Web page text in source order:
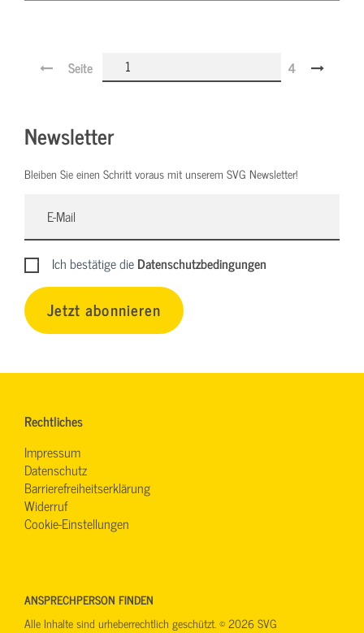
Seite 4
Newsletter
Bleiben Sie einen Schritt voraus mit unserem SVG Newsletter!
Ich bestätige dieDatenschutzbedingungen
Jetzt abonnieren
Rechtliches
Impressum
Datenschutz
Barrierefreiheitserklärung
Widerruf
Cookie-Einstellungen
ANSPRECHPERSON FINDEN
Alle Inhalte sind urheberrechtlich geschützt. © 2026 SVG